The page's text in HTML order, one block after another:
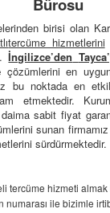
Bürosu
birisi olan
tercüme hizmetlerini
İngilizce’den
çözümlerini en
bu noktada en
etmektedir.
sabit fiyat
sunan
sürdürmektedir.
tercüme hizmeti
numarası ile bizimle